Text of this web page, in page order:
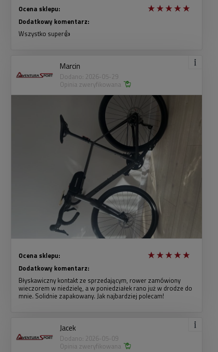
Ocena sklepu:
Dodatkowy komentarz:
Wszystko super👍
Marcin
Dodano: 2026-05-29
Opinia zweryfikowana
Ocena sklepu:
Dodatkowy komentarz:
Błyskawiczny kontakt ze sprzedającym, rower zamówiony
wieczorem w niedzielę, a w poniedziałek rano już w drodze do
mnie. Solidnie zapakowany. Jak najbardziej polecam!
Jacek
Dodano: 2026-05-09
Opinia zweryfikowana